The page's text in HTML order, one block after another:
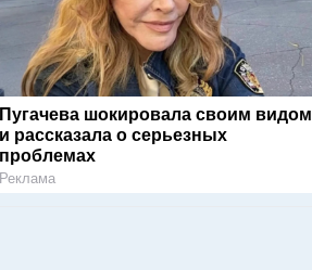
Пугачева шокировала своим видом
и рассказала о серьезных
проблемах
Реклама